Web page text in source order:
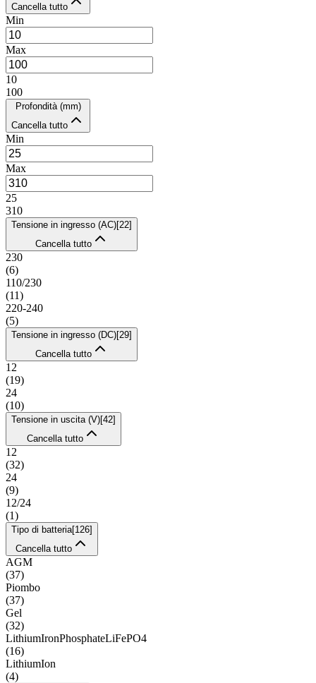
Cancella tutto
Min
Max
10
100
Profondità (mm)
Cancella tutto
Min
Max
25
310
Tensione in ingresso (AC)[22]
Cancella tutto
230
(6)
110/230
(11)
220-240
(5)
Tensione in ingresso (DC)[29]
Cancella tutto
12
(19)
24
(10)
Tensione in uscita (V)[42]
Cancella tutto
12
(32)
24
(9)
12/24
(1)
Tipo di batteria[126]
Cancella tutto
AGM
(37)
Piombo
(37)
Gel
(32)
LithiumIronPhosphateLiFePO4
(16)
LithiumIon
(4)